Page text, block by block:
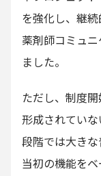
を強化し、継
薬剤師コミュ
ました。
ただし、制度
形成されてい
段階では大きな
当初の機能を